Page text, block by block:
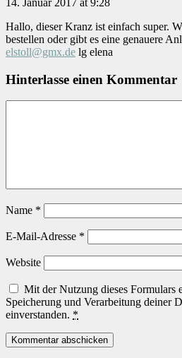
Hallo, dieser Kranz ist einfach super.
bestellen oder gibt es eine genauere
elstoll@gmx.de lg elena
Hinterlasse einen Kommentar
Name *
E-Mail-Adresse *
Website
Mit der Nutzung dieses Formulars
Speicherung und Verarbeitung deiner
einverstanden. *